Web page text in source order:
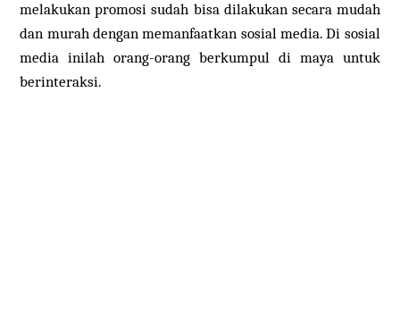
melakukan promosi sudah bisa dilakukan secara mudah
dan murah dengan memanfaatkan sosial media. Di sosial
media inilah orang-orang berkumpul di maya untuk
berinteraksi.